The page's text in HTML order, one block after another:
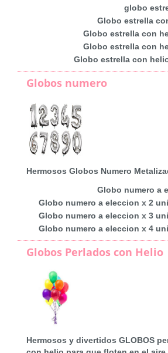
globo
Globo estrella
Globo estrella con
Globo estrella con
Globo estrella con
Globos numero
Hermosos Globos Numero
Globo numero a
Globo numero a eleccion x 2
Globo numero a eleccion x 3
Globo numero a eleccion x 4
Globos Perlados con Helio
Hermosos y divertidos GLOBOS